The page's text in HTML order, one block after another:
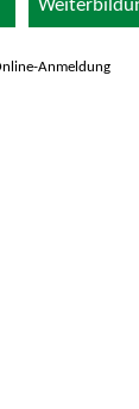
Anmeldung